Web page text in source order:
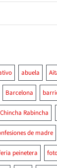
abuela
Barcelona
Chincha Rabincha
de madre
peinetera